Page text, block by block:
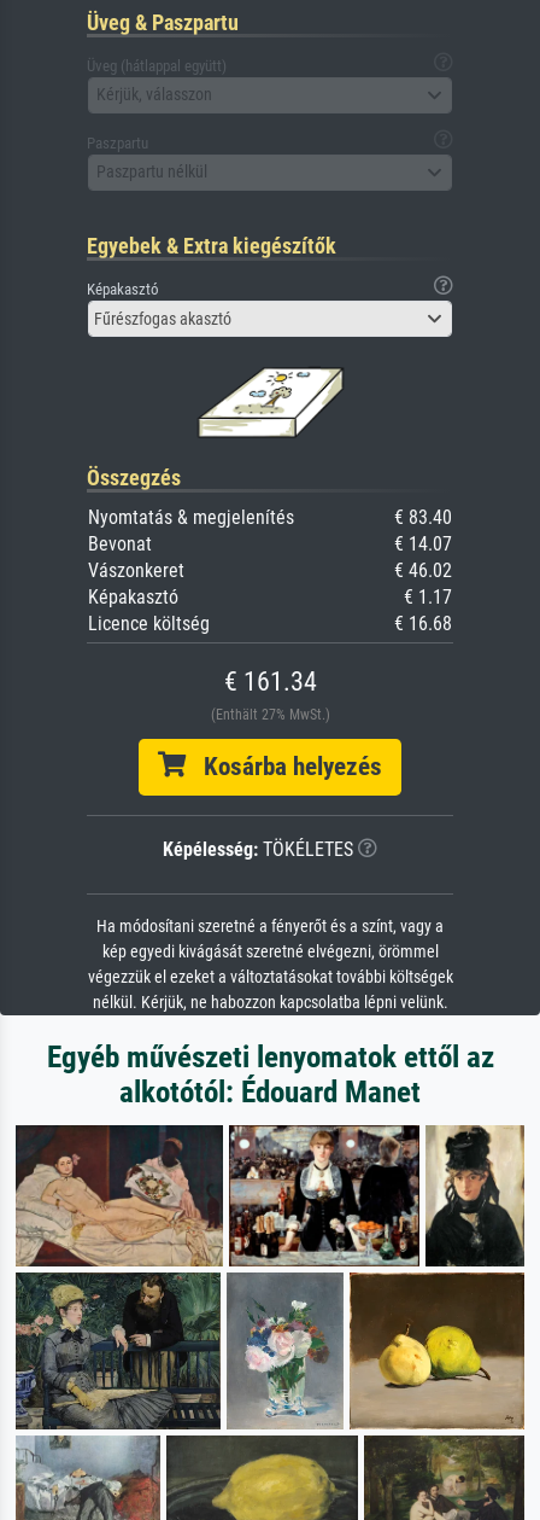
Üveg & Paszpartu
Üveg (hátlappal együtt)
Kérjük, válasszon
Paszpartu
Paszpartu nélkül
Egyebek & Extra kiegészítők
Képakasztó
Fűrészfogas akasztó
Összegzés
Nyomtatás & megjelenítés
€ 83.40
Bevonat
€ 14.07
Vászonkeret
€ 46.02
Képakasztó
€ 1.17
Licence költség
€ 16.68
€ 161.34
(Enthält 27% MwSt.)
Kosárba helyezés
Képélesség: TÖKÉLETES
Ha módosítani szeretné a fényerőt és a színt, vagy a
kép egyedi kivágását szeretné elvégezni, örömmel
végezzük el ezeket a változtatásokat további költségek
nélkül. Kérjük, ne habozzon kapcsolatba lépni velünk.
Egyéb művészeti lenyomatok ettől az
alkotótól: Édouard Manet